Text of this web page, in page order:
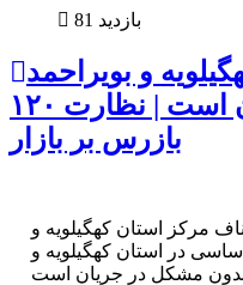
81 بازدید
و بویراحمد
بدون مشکل در جریان است | نظارت ۱۲٠
بازرس بر بازار
مرکز استان کهگیلویه و
در استان کهگیلویه و